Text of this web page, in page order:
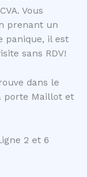
Vous
prenant un
panique, il est
sans RDV!
dans le
porte Maillot et
2 et 6